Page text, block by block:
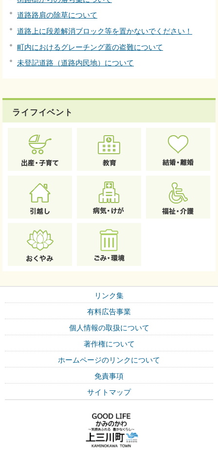
道路路肩の除草について
道路上に段差解消ブロック等を置かないでください！
町内におけるグレーチング蓋の盗難について
未登記道路（道路内民地）について
ライフイベント
リンク集
有料広告事業
個人情報の取扱について
著作権について
ホームページのリンクについて
免責事項
サイトマップ